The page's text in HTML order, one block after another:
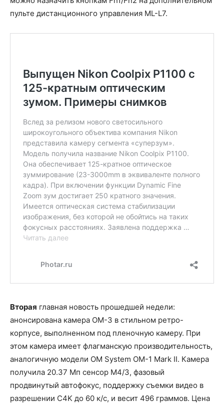
пульте дистанционного управления ML-L7.
Вторая главная новость прошедшей недели:
анонсирована камера OM-3 в стильном ретро-
корпусе, выполненном под пленочную камеру. При
этом камера имеет флагманскую производительность,
аналогичную модели OM System OM-1 Mark II. Камера
получила 20.37 Мп сенсор M4/3, фазовый
продвинутый автофокус, поддержку съемки видео в
разрешении C4K до 60 к/с, и весит 496 граммов. Цена